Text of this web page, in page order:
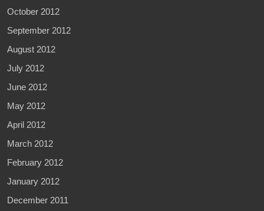
October 2012
September 2012
August 2012
July 2012
June 2012
May 2012
April 2012
March 2012
February 2012
January 2012
December 2011